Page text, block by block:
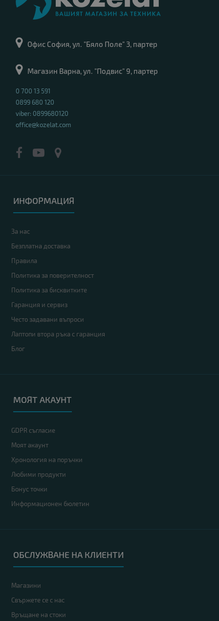
Офис София, ул. "Бяло Поле" 3, партер
Магазин Варна, ул. "Подвис" 9, партер
0 700 13 591
0899 680 120
viber: 0899680120
office@kozelat.com
ИНФОРМАЦИЯ
За нас
Безплатна доставка
Правила
Политика за поверителност
Политика за бисквитките
Гаранция и сервиз
Често задавани въпроси
Лаптопи втора ръка с гаранция
Блог
МОЯТ АКАУНТ
GDPR съгласие
Моят акаунт
Хронология на поръчки
Любими продукти
Бонус точки
Информационен бюлетин
ОБСЛУЖВАНЕ НА КЛИЕНТИ
Магазини
Свържете се с нас
Връщане на стоки